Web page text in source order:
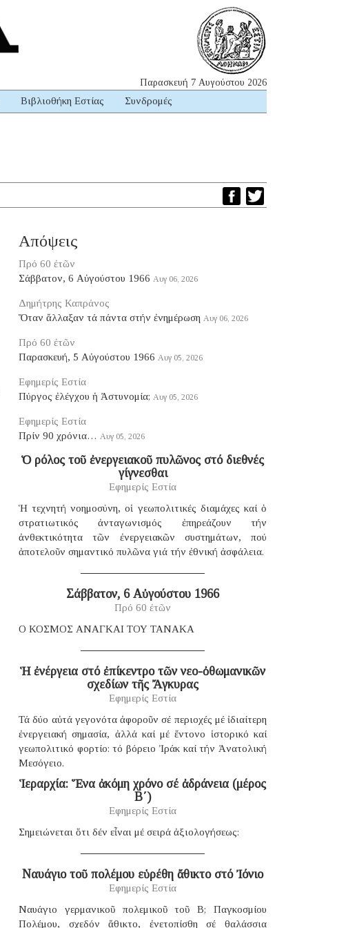
Παρασκευή 7 Αυγούστου 2026
Βιβλιοθήκη Εστίας Συνδρομές
Απόψεις
Πρό 60 ἐτῶν
Σάββατον, 6 Αὐγούστου 1966 Αυγ 06, 2026
Δημήτρης Καπράνος
Ὅταν ἄλλαξαν τά πάντα στήν ἐνημέρωση Αυγ 06, 2026
Πρό 60 ἐτῶν
Παρασκευή, 5 Αὐγούστου 1966 Αυγ 05, 2026
Εφημερίς Εστία
Πύργος ἐλέγχου ἡ Ἀστυνομία; Αυγ 05, 2026
Εφημερίς Εστία
Πρίν 90 χρόνια… Αυγ 05, 2026
Ὁ ρόλος τοῦ ἐνεργειακοῦ πυλῶνος στό διεθνές
γίγνεσθαι
Εφημερίς Εστία
Ἡ τεχνητή νοημοσύνη, οἱ γεωπολιτικές διαμάχες καί ὁ
στρατιωτικός ἀνταγωνισμός ἐπηρεάζουν τήν
ἀνθεκτικότητα τῶν ἐνεργειακῶν συστημάτων, πού
ἀποτελοῦν σημαντικό πυλῶνα γιά τήν ἐθνική ἀσφάλεια.
Σάββατον, 6 Αὐγούστου 1966
Πρό 60 ἐτῶν
Ο ΚΟΣΜΟΣ ΑΝΑΓΚΑΙ ΤΟΥ ΤΑΝΑΚΑ
Ἡ ἐνέργεια στό ἐπίκεντρο τῶν νεο-ὀθωμανικῶν
σχεδίων τῆς Ἄγκυρας
Εφημερίς Εστία
Τά δύο αὐτά γεγονότα ἀφοροῦν σέ περιοχές μέ ἰδιαίτερη
ἐνεργειακή σημασία, ἀλλά καί μέ ἔντονο ἱστορικό καί
γεωπολιτικό φορτίο: τό βόρειο Ἰράκ καί τήν Ἀνατολική
Μεσόγειο.
Ἱεραρχία: Ἕνα ἀκόμη χρόνο σέ ἀδράνεια (μέρος
B΄)
Εφημερίς Εστία
Σημειώνεται ὅτι δέν εἶναι μέ σειρά ἀξιολογήσεως:
Ναυάγιο τοῦ πολέμου εὑρέθη ἄθικτο στό Ἰόνιο
Εφημερίς Εστία
Ναυάγιο γερμανικοῦ πολεμικοῦ τοῦ B; Παγκοσμίου
Πολέμου, σχεδόν ἄθικτο, ἐνετοπίσθη σέ θαλάσσια